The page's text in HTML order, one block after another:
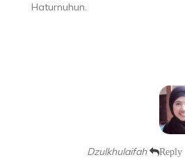
Haturnuhun.
Dzulkhulaifah Reply